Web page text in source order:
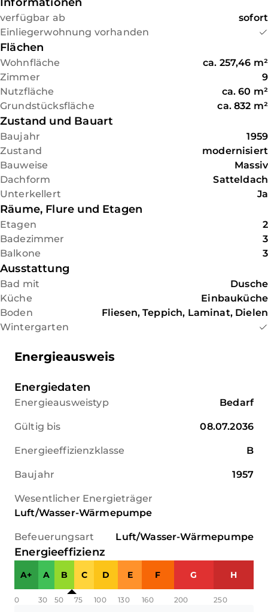
Dach wurden in den Jahren
der Doppelgarage erfolgt über
die Loggia im Obergeschoss.
Der schön angelegte Garten,
der vom Innenhof zu erreichen
verfügbar ab
sofort
Einliegerwohnung vorhanden
Flächen
Wohnfläche ca. 257,46 m²
Zimmer
9
Nutzfläche
ca. 60 m²
Grundstücksfläche
ca. 832 m²
Zustand und Bauart
Baujahr
1959
Zustand
modernisiert
Bauweise
Massiv
Dachform
Satteldach
Unterkellert
Ja
Räume, Flure und Etagen
Etagen
2
Badezimmer
3
Balkone
3
Ausstattung
Bad mit
Dusche
Küche
Einbauküche
Boden
Fliesen, Teppich, Laminat, Dielen
Wintergarten
Energieausweis
Energiedaten
Energieausweistyp Bedarf
Gültig bis 08.07.2036
Energieeffizienzklasse B
Baujahr 1957
Wesentlicher Energieträger
Luft/Wasser-Wärmepumpe
Befeuerungsart Luft/Wasser-Wärmepumpe
Energieeffizienz
A+ A B C D E F G H
0 30 50 75 100 130 160 200 250